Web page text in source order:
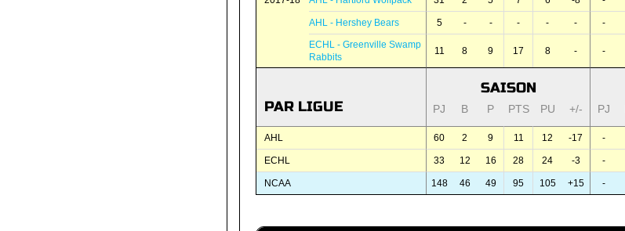
AHL - Hershey Bears 5 - - - - - -
ECHL - Greenville Swamp
Rabbits
11 8 9 17 8 - -
PAR LIGUE
SAISON
PJ B P PTS PU +/- PJ
AHL 60 2 9 11 12 -17 -
ECHL 33 12 16 28 24 -3 -
NCAA 148 46 49 95 105 +15 -